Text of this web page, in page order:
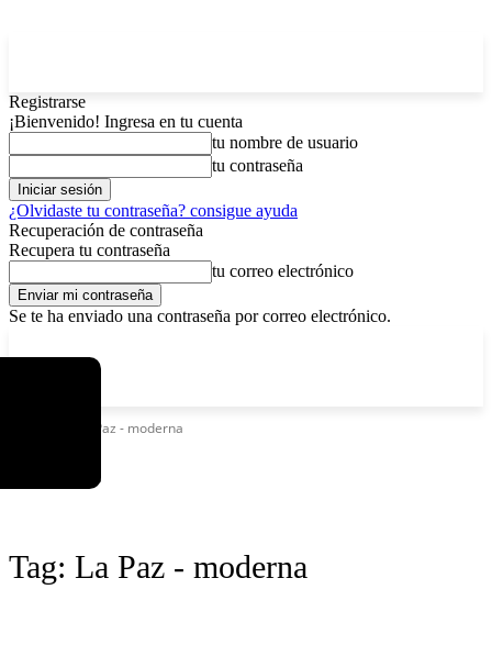
Registrarse
¡Bienvenido! Ingresa en tu cuenta
tu nombre de usuario
tu contraseña
¿Olvidaste tu contraseña? consigue ayuda
Recuperación de contraseña
Recupera tu contraseña
tu correo electrónico
Se te ha enviado una contraseña por correo electrónico.
La Paz - moderna
Tag: La Paz - moderna